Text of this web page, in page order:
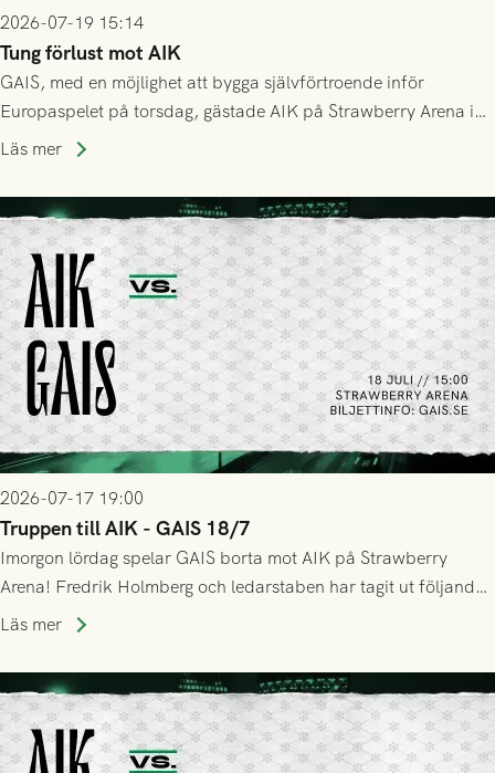
2026-07-19 15:14
Tung förlust mot AIK
GAIS, med en möjlighet att bygga självförtroende inför
Europaspelet på torsdag, gästade AIK på Strawberry Arena i
Stockholm . Men trots konstant hotande i första halvlek av
lyckades få in 2-0.
Läs mer
2026-07-17 19:00
Truppen till AIK - GAIS 18/7
Imorgon lördag spelar GAIS borta mot AIK på Strawberry
Arena! Fredrik Holmberg och ledarstaben har tagit ut följande
trupp till matchen:
Läs mer